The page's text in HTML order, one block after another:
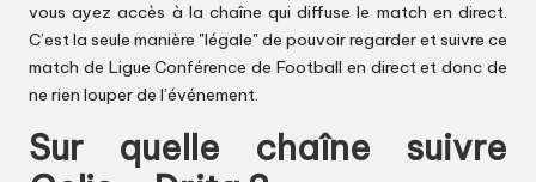
vous ayez accès à la chaîne qui diffuse le match en direct.
C’est la seule manière "légale" de pouvoir regarder et suivre ce
match de Ligue Conférence de Football en direct et donc de
ne rien louper de l’événement.
Sur quelle chaîne suivre